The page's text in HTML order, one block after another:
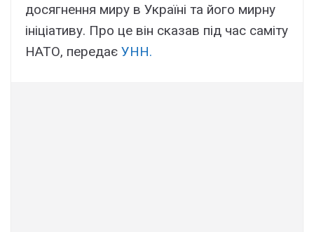
досягнення миру в Україні та його мирну
ініціативу. Про це він сказав під час саміту
НАТО, передає УНН.